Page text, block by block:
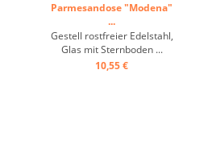
Parmesandose "Modena"
...
Gestell rostfreier Edelstahl,
Glas mit Sternboden ...
10,55 €